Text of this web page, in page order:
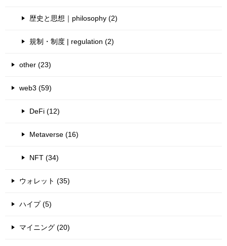
歴史と思想｜philosophy (2)
規制・制度 | regulation (2)
other (23)
web3 (59)
DeFi (12)
Metaverse (16)
NFT (34)
ウォレット (35)
ハイプ (5)
マイニング (20)